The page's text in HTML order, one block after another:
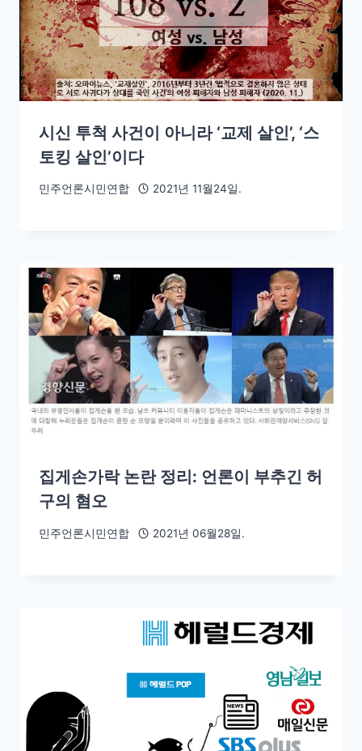
시신 투척 사건이 아니라 ‘교제 살인’, ‘스
토킹 살인’이다
민주언론시민연합 2021년 11월24일.
집게손가락 논란 정리: 언론이 부추긴 허
구의 혐오
민주언론시민연합 2021년 06월28일.